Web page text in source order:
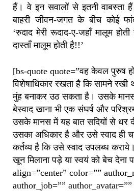
हैं। वे इन सवालों से इतनी वाबस्ता
बाहरी जीवन-जगत के बीच कोई
‘रुदाद मेरी रूदाद-ए-जहाँ मालूम
दास्ताँ मालूम होती है!!’
[bs-quote quote=”वह केवल पुरुष
विशेषाधिकार रखता है कि सामने रखी
मुंह बनाकर उठ सकता है। उसके
बेस्वाद खाना भी एक संघर्ष और
उसके मानस में यह बात सदियों से धर
उसका अधिकार है और उसे स्वाद ही
कर्तव्य है कि उसे स्वाद उपलब्ध
खून मिलाना पड़े या स्वयं को बेच देना
align=”center” color=””
author_job=””